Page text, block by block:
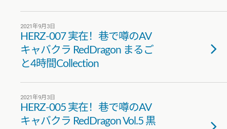
2021年9月3日
HERZ-007 実在！巷で噂のAV
キャバクラ RedDragon まるご
と4時間Collection
2021年9月3日
HERZ-005 実在！巷で噂のAV
キャバクラ RedDragon Vol.5 黒